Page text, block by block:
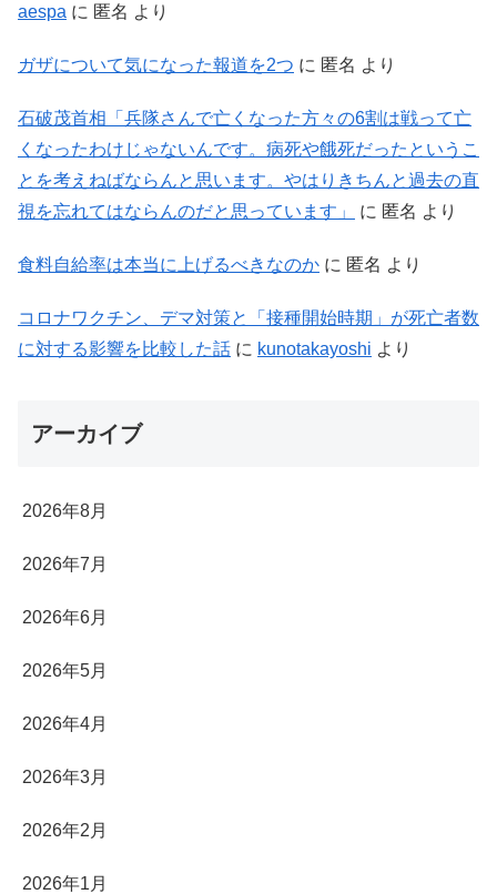
aespa に 匿名 より
ガザについて気になった報道を2つ に 匿名 より
石破茂首相「兵隊さんで亡くなった方々の6割は戦って亡
くなったわけじゃないんです。病死や餓死だったというこ
とを考えねばならんと思います。やはりきちんと過去の直
視を忘れてはならんのだと思っています」
に 匿名 より
食料自給率は本当に上げるべきなのか に 匿名 より
コロナワクチン、デマ対策と「接種開始時期」が死亡者数
に対する影響を比較した話 に kunotakayoshi より
アーカイブ
2026年8月
2026年7月
2026年6月
2026年5月
2026年4月
2026年3月
2026年2月
2026年1月